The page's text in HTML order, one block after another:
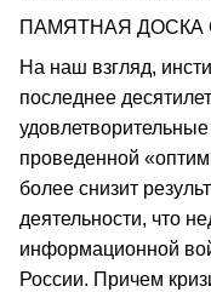
ПАМЯТНАЯ ДОСКА
На наш взгляд,
последнее
проведенной
более снизит
деятельности, что
информационной
России. Причем